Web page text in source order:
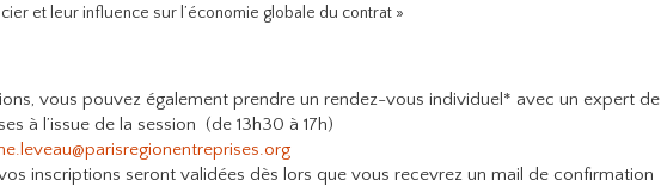
et leur influence sur l’économie globale du contrat »
vous pouvez également prendre un rendez-vous individuel* avec un expert de
à l’issue de la session (de 13h30 à 17h)
inscriptions seront validées dès lors que vous recevrez un mail de confirmation